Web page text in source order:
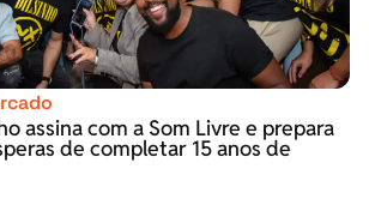
assina com a Som Livre e prepara
de completar 15 anos de